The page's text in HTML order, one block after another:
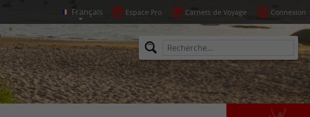
Espace Pro Carnets de Voyage Connexion